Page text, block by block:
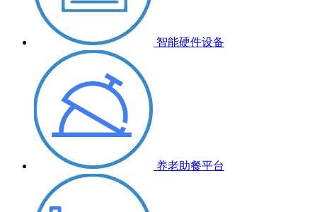
智能硬件设备
养老助餐平台